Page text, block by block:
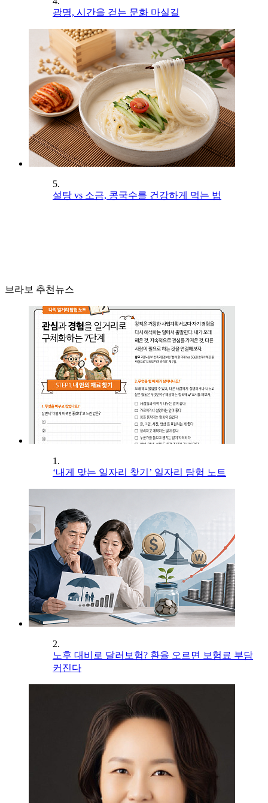
광명, 시간을 걷는 문화 마실길
5.
설탕 vs 소금, 콩국수를 건강하게 먹는 법
브라보 추천뉴스
1.
‘내게 맞는 일자리 찾기’ 일자리 탐험 노트
2.
노후 대비로 달러보험? 환율 오르면 보험료 부담
커진다